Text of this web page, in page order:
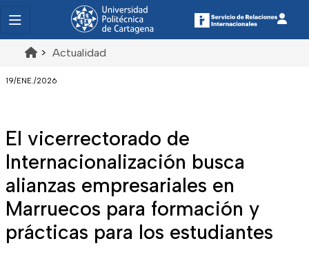
> Actualidad
19/ENE./2026
El vicerrectorado de
Internacionalización busca
alianzas empresariales en
Marruecos para formación y
prácticas para los estudiantes